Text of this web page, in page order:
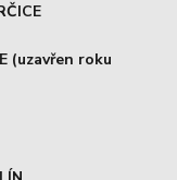
(uzavřen roku